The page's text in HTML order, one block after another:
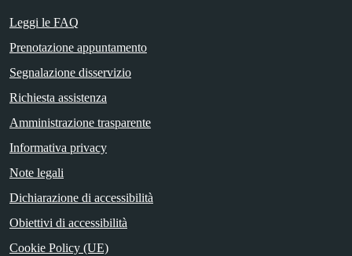
Leggi le FAQ
Prenotazione appuntamento
Segnalazione disservizio
Richiesta assistenza
Amministrazione trasparente
Informativa privacy
Note legali
Dichiarazione di accessibilità
Obiettivi di accessibilità
Cookie Policy (UE)